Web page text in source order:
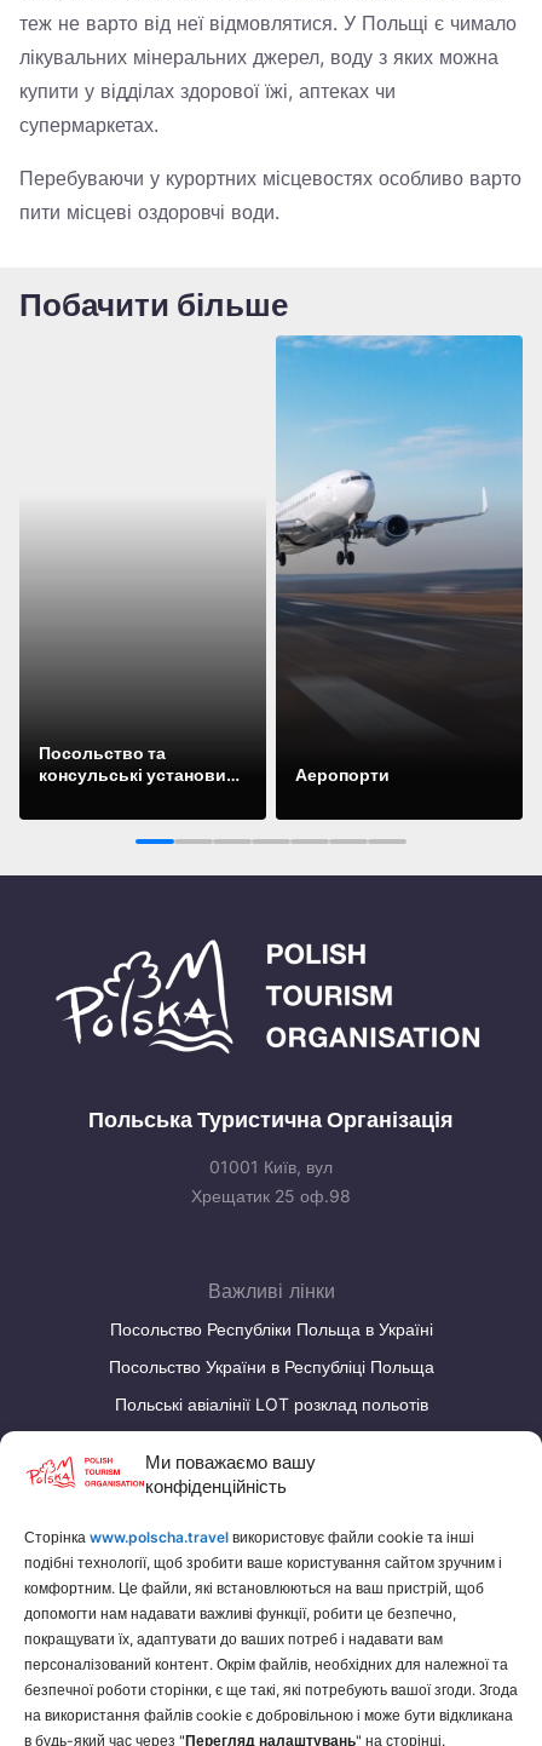
Ми поважаємо вашу
конфіденційність
Сторінка www.polscha.travel використовує файли cookie та інші
подібні технології, щоб зробити ваше користування сайтом зручним і
комфортним. Це файли, які встановлюються на ваш пристрій, щоб
допомогти нам надавати важливі функції, робити це безпечно,
покращувати їх, адаптувати до ваших потреб і надавати вам
персоналізований контент. Окрім файлів, необхідних для належної та
безпечної роботи сторінки, є ще такі, які потребують вашої згоди. Згода
на використання файлів cookie є добровільною і може бути відкликана
в будь-який час через "Перегляд налаштувань" на сторінці.
теж не варто від неї відмовлятися. У Польщі є чимало
лікувальних мінеральних джерел, воду з яких можна
купити у відділах здорової їжі, аптеках чи
супермаркетах.
Перебуваючи у курортних місцевостях особливо варто
пити місцеві оздоровчі води.
Побачити більше
Посольство та
консульські установи
Подивіться
Аеропорти
Подивіться
1 2 3 4 5 6 7
Польська Туристична Організація
01001 Київ, вул
Хрещатик 25 оф.98
Важливі лінки
Посольство Республіки Польща в Україні
Посольство України в Республіці Польща
Польські авіалінії LOT розклад польотів
Польська Туристична Організація
Заробляйте на туризмі